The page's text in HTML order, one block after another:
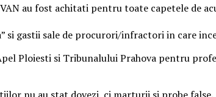
au fost achitati pentru toate capetele de
gastii sale de procurori/infractori in care
Ploiesti si Tribunalului Prahova pentru